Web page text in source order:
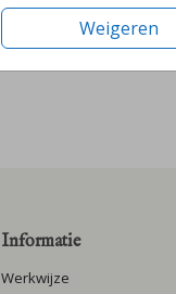
Weigeren
Informatie
Werkwijze